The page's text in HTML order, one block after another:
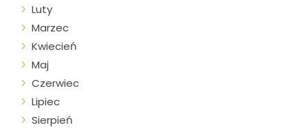
Luty
Marzec
Kwiecień
Maj
Czerwiec
Lipiec
Sierpień